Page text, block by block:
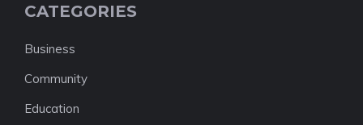
CATEGORIES
Business
Community
Education